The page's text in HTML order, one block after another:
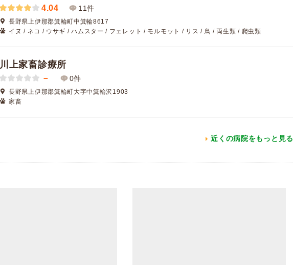
4.04 11件
長野県上伊那郡箕輪町中箕輪8617
イヌ / ネコ / ウサギ / ハムスター / フェレット / モルモット / リス / 鳥 / 両生類 / 爬虫類
川上家畜診療所
－ 0件
長野県上伊那郡箕輪町大字中箕輪沢1903
家畜
近くの病院をもっと見る